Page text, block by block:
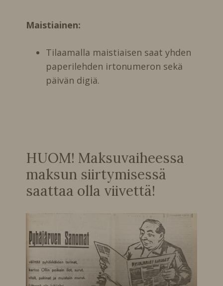
Maistiainen:
Tilaamalla maistiaisen saat yhden
paperilehden irtonumeron sekä
päivän digiä.
HUOM! Maksuvaiheessa
maksun siirtymisessä
saattaa olla viivettä!